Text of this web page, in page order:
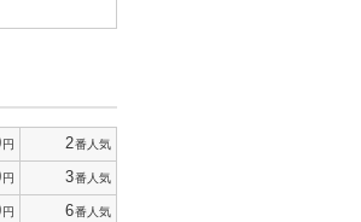
円 2番人気
円 3番人気
円 6番人気